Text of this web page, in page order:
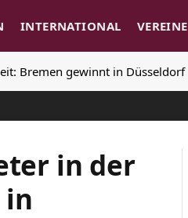
INTERNATIONAL VEREINE
Bremen gewinnt in Düsseldorf
in der
in